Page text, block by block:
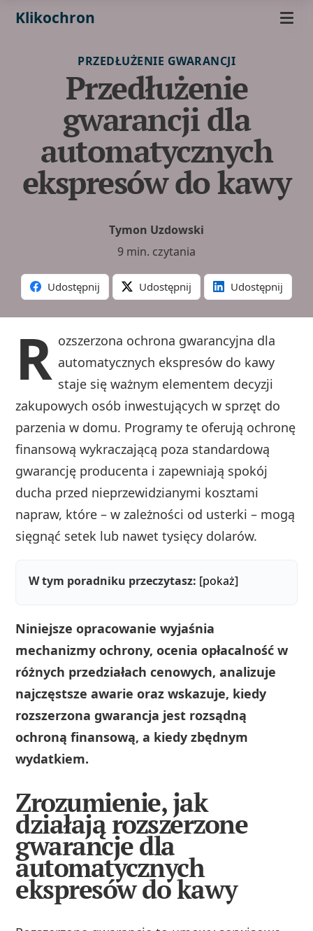
Klikochron
PRZEDŁUŻENIE GWARANCJI
Przedłużenie
gwarancji dla
automatycznych
ekspresów do kawy
Tymon Uzdowski
9 min. czytania
Udostępnij Udostępnij Udostępnij
R ozszerzona ochrona gwarancyjna dla
automatycznych ekspresów do kawy
staje się ważnym elementem decyzji
zakupowych osób inwestujących w sprzęt do
parzenia w domu. Programy te oferują ochronę
finansową wykraczającą poza standardową
gwarancję producenta i zapewniają spokój
ducha przed nieprzewidzianymi kosztami
napraw, które – w zależności od usterki – mogą
sięgnąć setek lub nawet tysięcy dolarów.
W tym poradniku przeczytasz: [pokaż]
Niniejsze opracowanie wyjaśnia
mechanizmy ochrony, ocenia opłacalność w
różnych przedziałach cenowych, analizuje
najczęstsze awarie oraz wskazuje, kiedy
rozszerzona gwarancja jest rozsądną
ochroną finansową, a kiedy zbędnym
wydatkiem.
Zrozumienie, jak
działają rozszerzone
gwarancje dla
automatycznych
ekspresów do kawy